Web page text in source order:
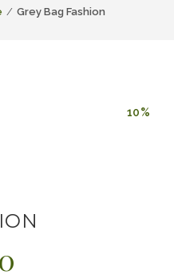
Grey Bag Fashion
10%